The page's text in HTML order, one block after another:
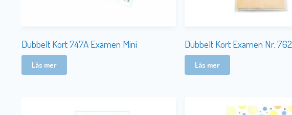
Dubbelt Kort 747A Examen Mini
Läs mer
Dubbelt Kort Examen Nr. 762
Läs mer